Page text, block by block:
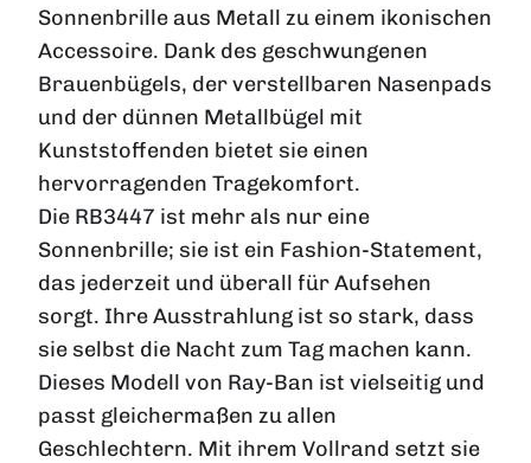
Sonnenbrille aus Metall zu einem ikonischen
Accessoire. Dank des geschwungenen
Brauenbügels, der verstellbaren Nasenpads
und der dünnen Metallbügel mit
Kunststoffenden bietet sie einen
hervorragenden Tragekomfort.
Die RB3447 ist mehr als nur eine
Sonnenbrille; sie ist ein Fashion-Statement,
das jederzeit und überall für Aufsehen
sorgt. Ihre Ausstrahlung ist so stark, dass
sie selbst die Nacht zum Tag machen kann.
Dieses Modell von Ray-Ban ist vielseitig und
passt gleichermaßen zu allen
Geschlechtern. Mit ihrem Vollrand setzt sie